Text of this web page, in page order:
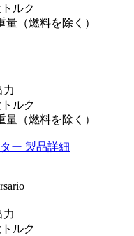
ルク
量（燃料を除く）
力
ルク
量（燃料を除く）
ー 製品詳細
力
ルク